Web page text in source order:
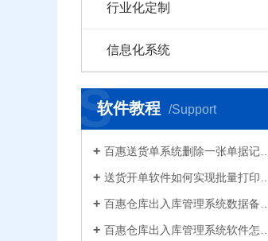
行业化定制
信息化系统
软件教程 /Support
S
百惠送货单系统删除一张单据记录的方法！已打印的话先反审核，删除单据应该注意..
送货开单软件如何实现批量打印？新增录入保存送货单，在批量打印功能，选择多张单打印
百惠仓库出入库管理系统数据备份的方法！存放位置怎么选？生成的备份文件有什么用的..
百惠仓库出入库管理系统软件怎么清空库存数据？需要先备份吗？整理库存量的好处有..